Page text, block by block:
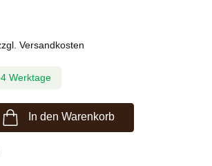
Versandkosten
Werktage
den gewünschten Wert ein oder benutze die
In den Warenkorb